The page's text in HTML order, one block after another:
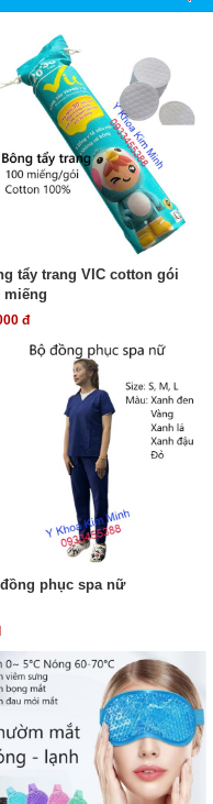
tẩy trang VIC cotton gói
miếng
đ
phục spa nữ